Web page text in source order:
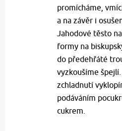
promícháme,
a na závěr i
Jahodové těsto
formy na
do předehřáté
vyzkoušíme
zchladnutí
podáváním
cukrem.